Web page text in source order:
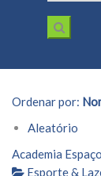
Ordenar por:
Aleatório
Academia
Esporte &